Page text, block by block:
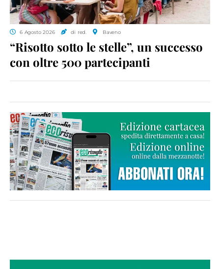
6 Agosto 2026 di red. Baveno
“Risotto sotto le stelle”, un successo
con oltre 500 partecipanti